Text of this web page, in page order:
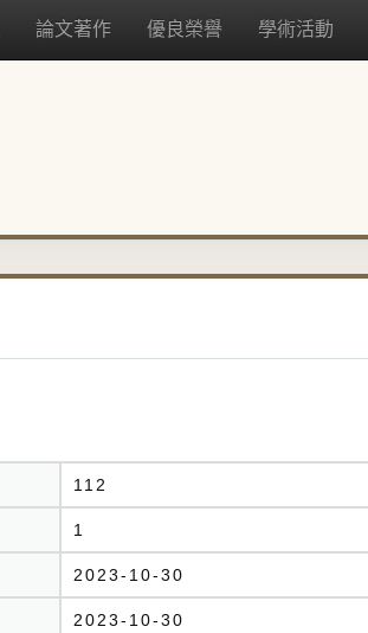
論文著作 優良榮譽 學術活動
112
1
2023-10-30
2023-10-30